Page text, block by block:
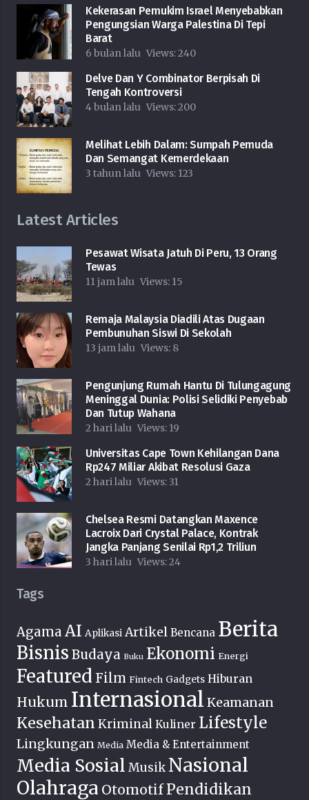
Kekerasan Pemukim Israel Menyebabkan
Pengungsian Warga Palestina Di Tepi
Barat
6 bulan lalu Views:240
Delve Dan Y Combinator Berpisah Di
Tengah Kontroversi
4 bulan lalu Views:200
Melihat Lebih Dalam: Sumpah Pemuda
Dan Semangat Kemerdekaan
3 tahun lalu Views: 123
Latest Articles
Pesawat Wisata Jatuh Di Peru, 13 Orang
Tewas
11 jam lalu Views: 15
Remaja Malaysia Diadili Atas Dugaan
Pembunuhan Siswi Di Sekolah
13 jam lalu Views: 8
Pengunjung Rumah Hantu Di Tulungagung
Meninggal Dunia: Polisi Selidiki Penyebab
Dan Tutup Wahana
2 hari lalu Views: 19
Universitas Cape Town Kehilangan Dana
Rp247 Miliar Akibat Resolusi Gaza
2 hari lalu Views: 31
Chelsea Resmi Datangkan Maxence
Lacroix Dari Crystal Palace, Kontrak
Jangka Panjang Senilai Rp1,2 Triliun
3 hari lalu Views:24
Tags
Agama AI Aplikasi Artikel Bencana Berita
Bisnis Budaya Buku Ekonomi Energi
Featured Film Fintech Gadgets Hiburan
Hukum Internasional Keamanan
Kesehatan Kriminal Kuliner Lifestyle
Lingkungan Media Media & Entertainment
Media Sosial Musik Nasional
Olahraga Otomotif Pendidikan